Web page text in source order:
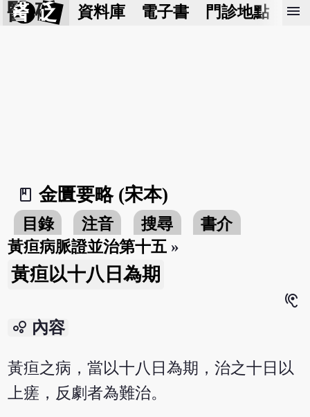
醫 砭 資料庫 電子書 門診地點 預
menu
book_2
金匱要略 (宋本)
目錄 注音 搜尋
書介
黃疸病脈證並治第十五 »
黃疸以十八日為期
hearing
bubble_chart 內容
黃疸之病，當以十八日為期，治之十日以
上瘥，反劇者為難治。